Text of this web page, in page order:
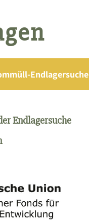
Endlagersuche
Endlagersuche